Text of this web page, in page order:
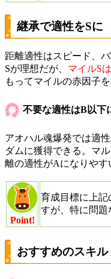
継承で適性をSに
距離適性はスピード、
Sが理想だが、 マイルS
もってマイルの赤因子
不要な適性はB以下
アオハル魂爆発では適
ダムに獲得できる。マ
離の適性がAになりやす
Point!
育成目標に上
すが、特に問題
おすすめのスキル